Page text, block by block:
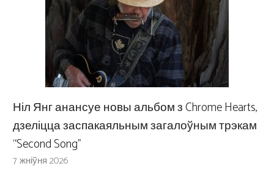
Ніл Янг анансуе новы альбом з Chrome Hearts,
дзеліцца заспакаяльным загалоўным трэкам
“Second Song”
7 жніўня 2026